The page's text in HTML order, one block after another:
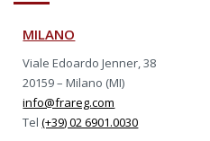
MILANO
Viale Edoardo Jenner, 38
20159 – Milano (MI)
info@frareg.com
Tel(+39) 02 6901.0030